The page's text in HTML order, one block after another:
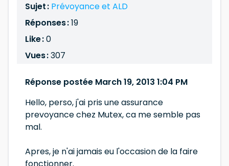
Sujet : Prévoyance et ALD
Réponses :19
Like :0
Vues :307
Réponse postée March 19, 2013 1:04 PM
Hello, perso, j'ai pris une assurance
prevoyance chez Mutex, ca me semble pas
mal.
Apres, je n'ai jamais eu l'occasion de la faire